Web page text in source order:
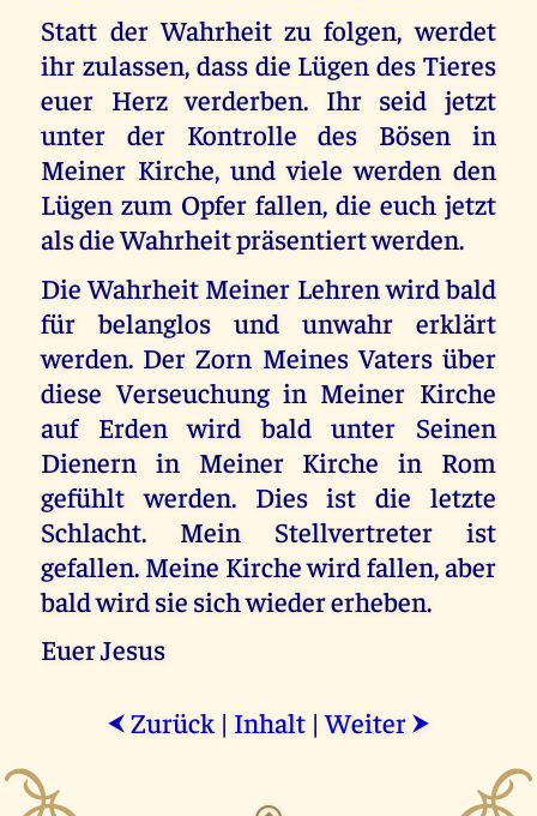
Statt der Wahrheit zu folgen, werdet
ihr zulassen, dass die Lügen des Tieres
euer Herz verderben. Ihr seid jetzt
unter der Kontrolle des Bösen in
Meiner Kirche, und viele werden den
Lügen zum Opfer fallen, die euch jetzt
als die Wahrheit präsentiert werden.
Die Wahrheit Meiner Lehren wird bald
für belanglos und unwahr erklärt
werden. Der Zorn Meines Vaters über
diese Verseuchung in Meiner Kirche
auf Erden wird bald unter Seinen
Dienern in Meiner Kirche in Rom
gefühlt werden. Dies ist die letzte
Schlacht. Mein Stellvertreter ist
gefallen. Meine Kirche wird fallen, aber
bald wird sie sich wieder erheben.
Euer Jesus
⮜ Zurück | Inhalt |Weiter ⮞